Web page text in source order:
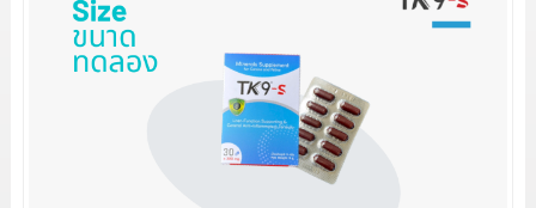
ข้อมูล
แจ้งชำระเงิน